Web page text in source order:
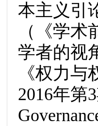
本主义引
（《学
学者的视
《权力
2016年第